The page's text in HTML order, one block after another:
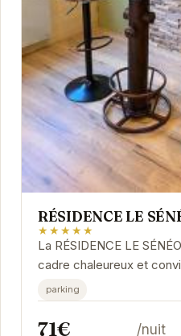
RÉSIDENCE LE
★★★★★
La RÉSIDENCE LE
cadre chaleureux et
d'appartements
proximité...
parking
71€ /nuit